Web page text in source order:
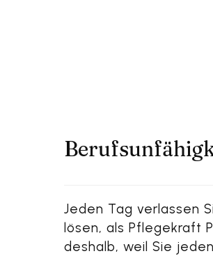
Jeden Tag verlassen
lösen, als Pflegekraft
deshalb, weil Sie